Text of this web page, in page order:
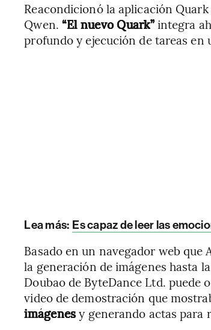
Reacondicionó la aplicación
Qwen. “El nuevo Quark”integra
profundo y ejecución de tareas en
Lea más: Es capaz de leer las
Basado en un navegador web que
la generación de imágenes hasta
Doubao de ByteDance Ltd. puede
video de demostración que
imágenesy generando actas para